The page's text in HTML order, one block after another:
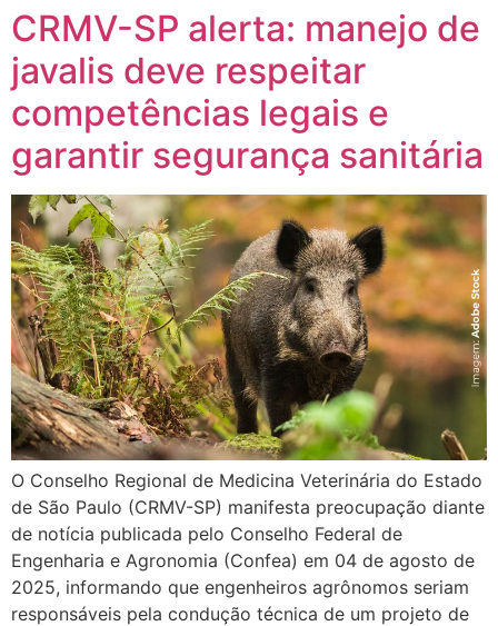
CRMV-SP alerta: manejo de
javalis deve respeitar
competências legais e
garantir segurança sanitária
O Conselho Regional de Medicina Veterinária do Estado
de São Paulo (CRMV-SP) manifesta preocupação diante
de notícia publicada pelo Conselho Federal de
Engenharia e Agronomia (Confea) em 04 de agosto de
2025, informando que engenheiros agrônomos seriam
responsáveis pela condução técnica de um projeto de